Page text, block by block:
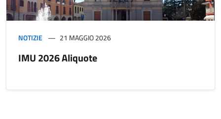
NOTIZIE 21 MAGGIO 2026
IMU 2026 Aliquote